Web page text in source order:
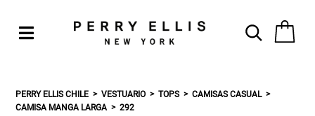
PERRY ELLIS CHILE VESTUARIO TOPS
CAMISAS CASUAL
CAMISA MANGA LARGA
292